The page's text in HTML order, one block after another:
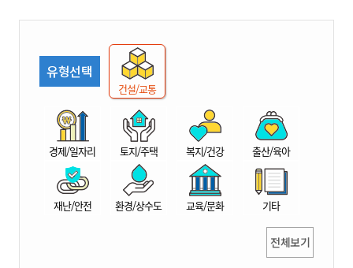
권
도
시
산
유형선택
건설/교통
경제/일자리 토지/주택 복지/건강 출산/육아
재난/안전 환경/상수도 교육/문화 기타
전체보기